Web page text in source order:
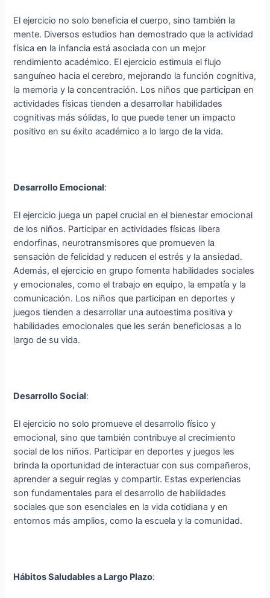
El ejercicio no solo beneficia el cuerpo, sino también la
mente. Diversos estudios han demostrado que la actividad
física en la infancia está asociada con un mejor
rendimiento académico. El ejercicio estimula el flujo
sanguíneo hacia el cerebro, mejorando la función cognitiva,
la memoria y la concentración. Los niños que participan en
actividades físicas tienden a desarrollar habilidades
cognitivas más sólidas, lo que puede tener un impacto
positivo en su éxito académico a lo largo de la vida.
Desarrollo Emocional:
El ejercicio juega un papel crucial en el bienestar emocional
de los niños. Participar en actividades físicas libera
endorfinas, neurotransmisores que promueven la
sensación de felicidad y reducen el estrés y la ansiedad.
Además, el ejercicio en grupo fomenta habilidades sociales
y emocionales, como el trabajo en equipo, la empatía y la
comunicación. Los niños que participan en deportes y
juegos tienden a desarrollar una autoestima positiva y
habilidades emocionales que les serán beneficiosas a lo
largo de su vida.
Desarrollo Social:
El ejercicio no solo promueve el desarrollo físico y
emocional, sino que también contribuye al crecimiento
social de los niños. Participar en deportes y juegos les
brinda la oportunidad de interactuar con sus compañeros,
aprender a seguir reglas y compartir. Estas experiencias
son fundamentales para el desarrollo de habilidades
sociales que son esenciales en la vida cotidiana y en
entornos más amplios, como la escuela y la comunidad.
Hábitos Saludables a Largo Plazo: